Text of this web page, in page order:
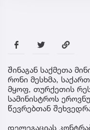
შინაგან საქმეთა
რონი მესხმა,
მყოფ, თურქეთის
სამინისტროს
წევრებთან
დელეგაციას